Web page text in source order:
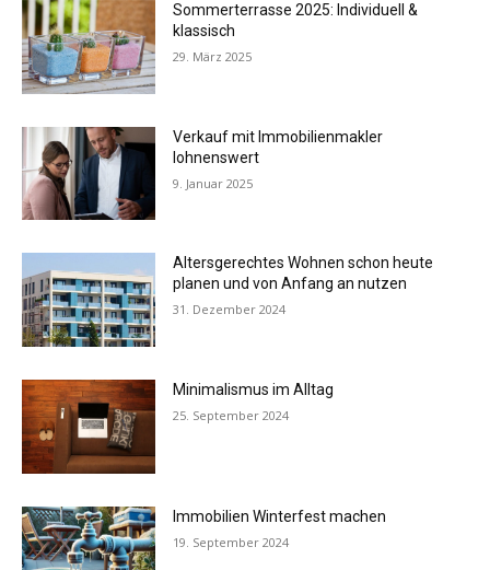
Sommerterrasse 2025: Individuell &
klassisch
29. März 2025
Verkauf mit Immobilienmakler
lohnenswert
9. Januar 2025
Altersgerechtes Wohnen schon heute
planen und von Anfang an nutzen
31. Dezember 2024
Minimalismus im Alltag
25. September 2024
Immobilien Winterfest machen
19. September 2024